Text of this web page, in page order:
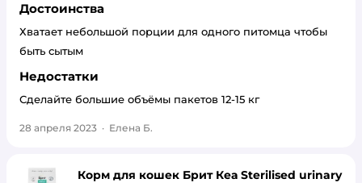
Достоинства
Хватает небольшой порции для одного питомца чтобы
быть сытым
Недостатки
Сделайте большие объёмы пакетов 12-15 кг
28 апреля 2023 · Елена Б.
Корм для кошек Брит Кеа Sterilised urinary